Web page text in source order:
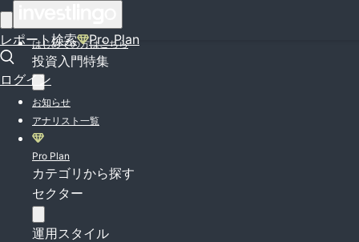
レポート検索 Pro Plan
ログイン
はじめての方はこちら
投資入門特集
お知らせ
アナリスト一覧
Pro Plan
カテゴリから探す
セクター
運用スタイル